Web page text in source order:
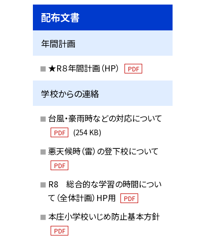
配布文書
年間計画
★R８年間計画（HP） PDF
学校からの連絡
台風・豪雨時などの対応について
PDF (254 KB)
悪天候時（雷）の登下校について
PDF
R8 総合的な学習の時間につい
て（全体計画）HP用
PDF
本庄小学校いじめ防止基本方針
PDF